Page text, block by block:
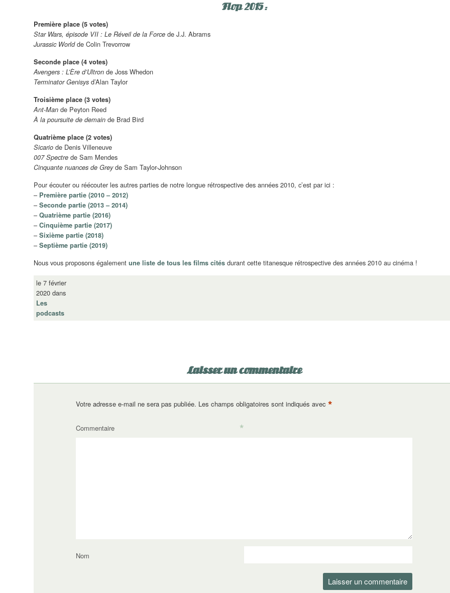
Flop 2015 :
Première place (5 votes)
Star Wars, épisode VII : Le Réveil de la Forcede J.J. Abrams
Jurassic Worldde Colin Trevorrow
Seconde place (4 votes)
Avengers : L’Ère d’Ultron de Joss Whedon
Terminator Genisys d’Alan Taylor
Troisième place (3 votes)
Ant-Man de Peyton Reed
À la poursuite de demain de Brad Bird
Quatrième place (2 votes)
Sicario de Denis Villeneuve
007 Spectre de Sam Mendes
Cinquante nuances de Greyde Sam Taylor-Johnson
Pour écouter ou réécouter les autres parties de notre longue rétrospective des années 2010, c’est par ici :
– Première partie (2010 – 2012)
–Seconde partie (2013 – 2014)
–Quatrième partie (2016)
–Cinquième partie (2017)
–Sixième partie (2018)
–Septième partie (2019)
Nous vous proposons égalementune liste de tous les films cités durant cette titanesque rétrospective des années 2010 au cinéma !
le 7 février
2020 dans
Les
podcasts
Laisser un commentaire
Votre adresse e-mail ne sera pas publiée. Les champs obligatoires sont indiqués avec *
Commentaire *
Nom